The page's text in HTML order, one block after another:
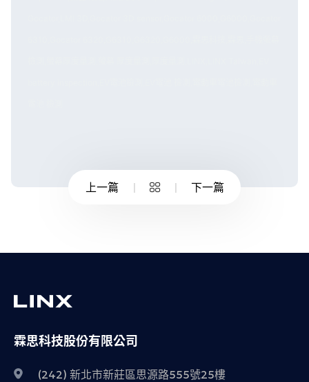
上一篇 下一篇
霖思科技股份有限公司
(242) 新北市新莊區思源路555號25樓